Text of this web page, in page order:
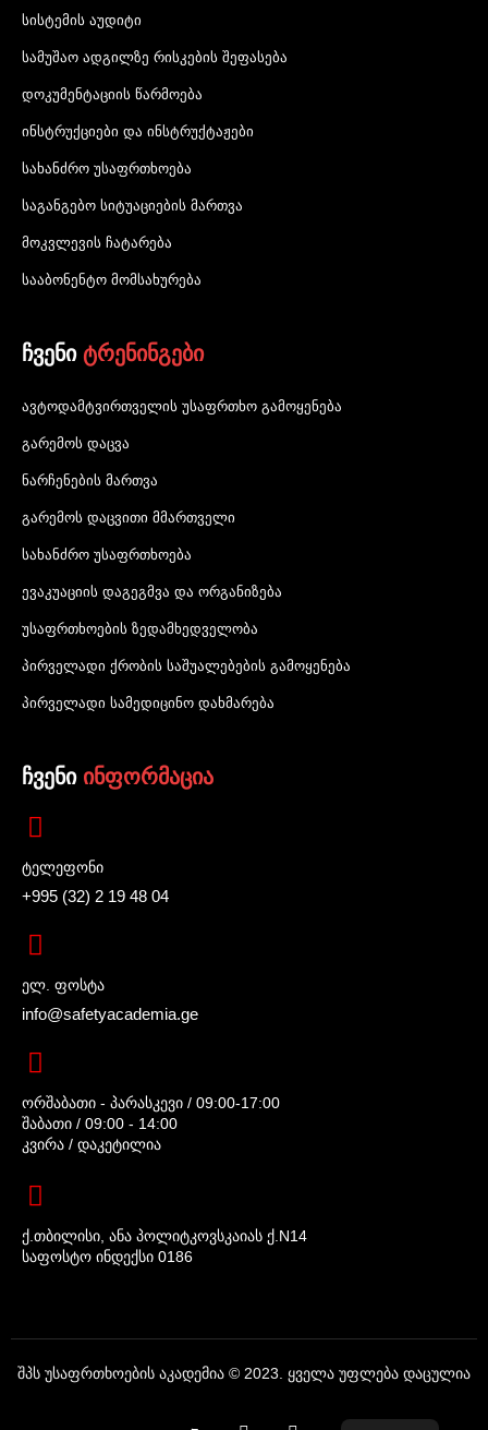
სისტემის აუდიტი
სამუშაო ადგილზე რისკების შეფასება
დოკუმენტაციის წარმოება
ინსტრუქციები და ინსტრუქტაჟები
სახანძრო უსაფრთხოება
საგანგებო სიტუაციების მართვა
მოკვლევის ჩატარება
სააბონენტო მომსახურება
ჩვენი ტრენინგები
ავტოდამტვირთველის უსაფრთხო გამოყენება
გარემოს დაცვა
ნარჩენების მართვა
გარემოს დაცვითი მმართველი
სახანძრო უსაფრთხოება
ევაკუაციის დაგეგმვა და ორგანიზება
უსაფრთხოების ზედამხედველობა
პირველადი ქრობის საშუალებების გამოყენება
პირველადი სამედიცინო დახმარება
ჩვენი ინფორმაცია
ტელეფონი
+995 (32) 2 19 48 04
ელ. ფოსტა
info@safetyacademia.ge
ორშაბათი - პარასკევი / 09:00-17:00
შაბათი / 09:00 - 14:00
კვირა / დაკეტილია
ქ.თბილისი, ანა პოლიტკოვსკაიას ქ.N14
საფოსტო ინდექსი 0186
შპს უსაფრთხოების აკადემია © 2023. ყველა უფლება დაცულია